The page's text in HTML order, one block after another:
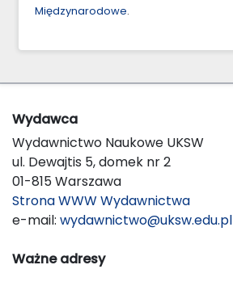
Międzynarodowe.
Wydawca
Wydawnictwo Naukowe UKSW
ul. Dewajtis 5, domek nr 2
01-815 Warszawa
Strona WWW Wydawnictwa
e-mail: wydawnictwo@uksw.edu.pl
Ważne adresy